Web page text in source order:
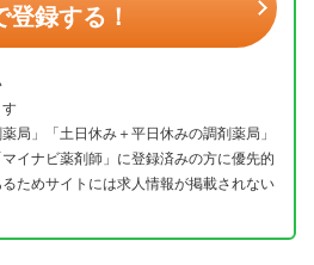
登録する！
局」「土日休み＋平日休みの調剤薬局」
イナビ薬剤師」に登録済みの方に優先的
ためサイトには求人情報が掲載されない